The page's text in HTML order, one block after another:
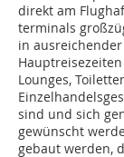
direkt am
terminals
in
Lounges,
sind und sich
gewünscht
gebaut werden,